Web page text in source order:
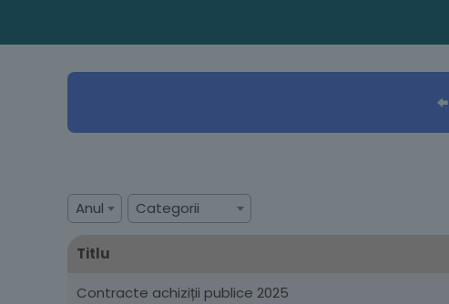
Anul Categorii
Titlu
Contracte achiziții publice 2025